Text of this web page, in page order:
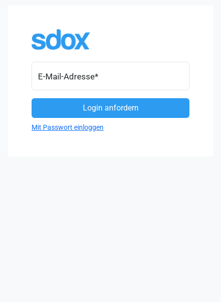
E-Mail-Adresse*
Mit Passwort einloggen